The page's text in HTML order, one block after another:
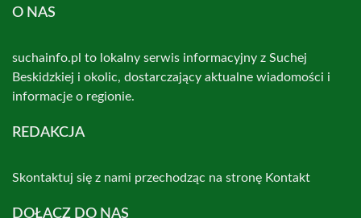
O NAS
suchainfo.pl to lokalny serwis informacyjny z Suchej
Beskidzkiej i okolic, dostarczający aktualne wiadomości i
informacje o regionie.
REDAKCJA
Skontaktuj się z nami przechodząc na stronę Kontakt
DOŁĄCZ DO NAS